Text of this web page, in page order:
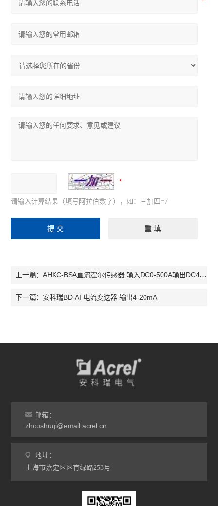
请输入计算结果（填写阿拉伯数字），如：三加四=7
上一篇：AHKC-BSA直流霍尔传感器 输入DC0-500A输出DC4-20mA
下一篇： 安科瑞BD-AI 电流变送器 输出4-20mA
邮箱：
zhoushuqi@email.acrel.cn
地址：
上海市嘉定区区育绿路253号